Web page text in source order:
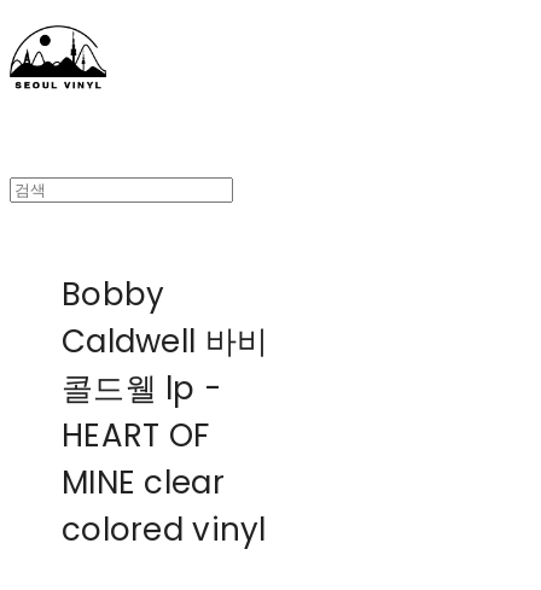
Bobby
Caldwell 바비
콜드웰 lp -
HEART OF
MINE clear
colored vinyl